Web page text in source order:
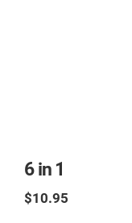
6 in 1
$10.95